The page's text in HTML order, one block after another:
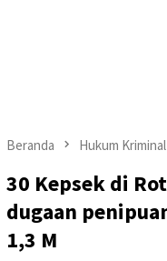
Beranda Hukum Kriminal
30 Kepsek di
dugaan
1,3 M